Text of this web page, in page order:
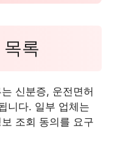
록
신분증, 운전면허
니다. 일부 업체는
조회 동의를 요구